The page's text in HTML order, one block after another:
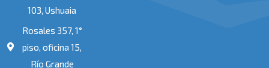
103, Ushuaia
Rosales 357, 1°
piso, oficina 15,
Río Grande